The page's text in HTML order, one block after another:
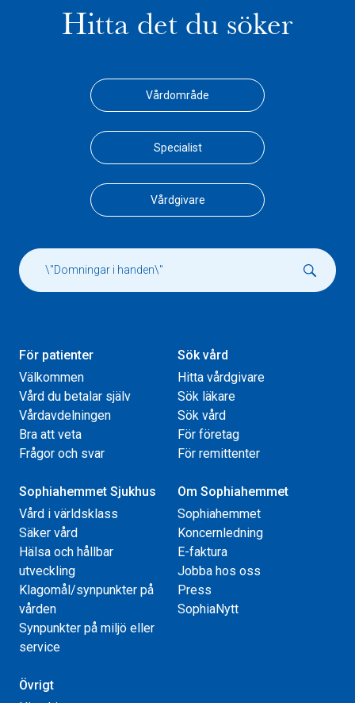
Hitta det du söker
Vårdområde
Specialist
Vårdgivare
För patienter
Välkommen
Vård du betalar själv
Vårdavdelningen
Bra att veta
Frågor och svar
Sök vård
Hitta vårdgivare
Sök läkare
Sök vård
För företag
För remittenter
Sophiahemmet Sjukhus
Vård i världsklass
Säker vård
Hälsa och hållbar
utveckling
Klagomål/synpunkter på
vården
Synpunkter på miljö eller
service
Om Sophiahemmet
Sophiahemmet
Koncernledning
E-faktura
Jobba hos oss
Press
SophiaNytt
Övrigt